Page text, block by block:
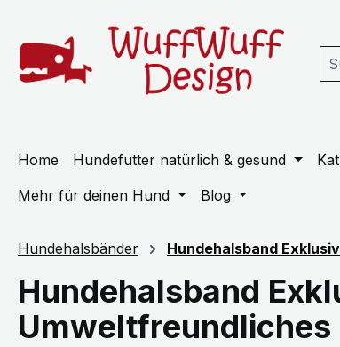
Home Hundefutter natürlich & gesund
Mehr für deinen Hund
Blog
Hundehalsbänder Hundehalsband Exklusiv
Hundehalsband
Umweltfreundliches